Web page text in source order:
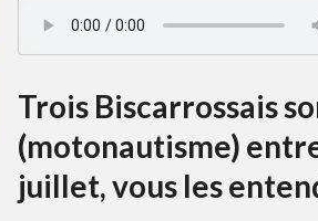
Trois Biscarrossais
(motonautisme)
juillet, vous les